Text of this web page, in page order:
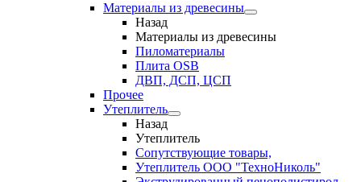
Материалы из древесины
Назад
Материалы из древесины
Пиломатериалы
Плита OSB
ДВП, ДСП, ЦСП
Прочее
Утеплитель
Назад
Утеплитель
Сопутствующие товары,
Утеплитель ООО "ТехноНиколь"